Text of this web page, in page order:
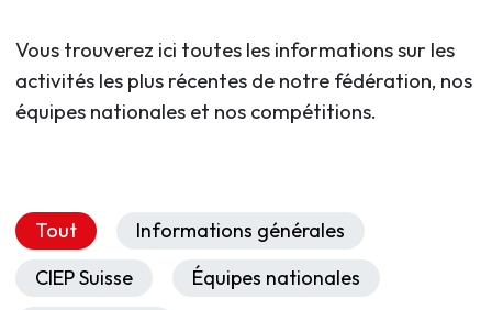
Vous trouverez ici toutes les informations sur les
activités les plus récentes de notre fédération, nos
équipes nationales et nos compétitions.
Tout
Informations générales
CIEP Suisse
Équipes nationales